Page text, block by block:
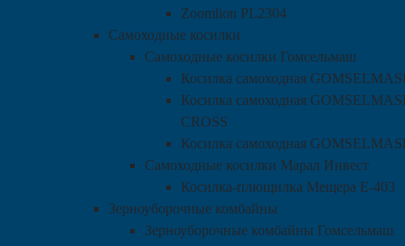
Zoomlion PL2304
Самоходные косилки
Самоходные косилки Гомсельмаш
Косилка самоходная
Косилка самоходная
CROSS
Косилка самоходная
Самоходные косилки Марал Инвест
Косилка-плющилка Мещера Е-403
Зерноуборочные комбайны
Зерноуборочные комбайны Гомсельмаш